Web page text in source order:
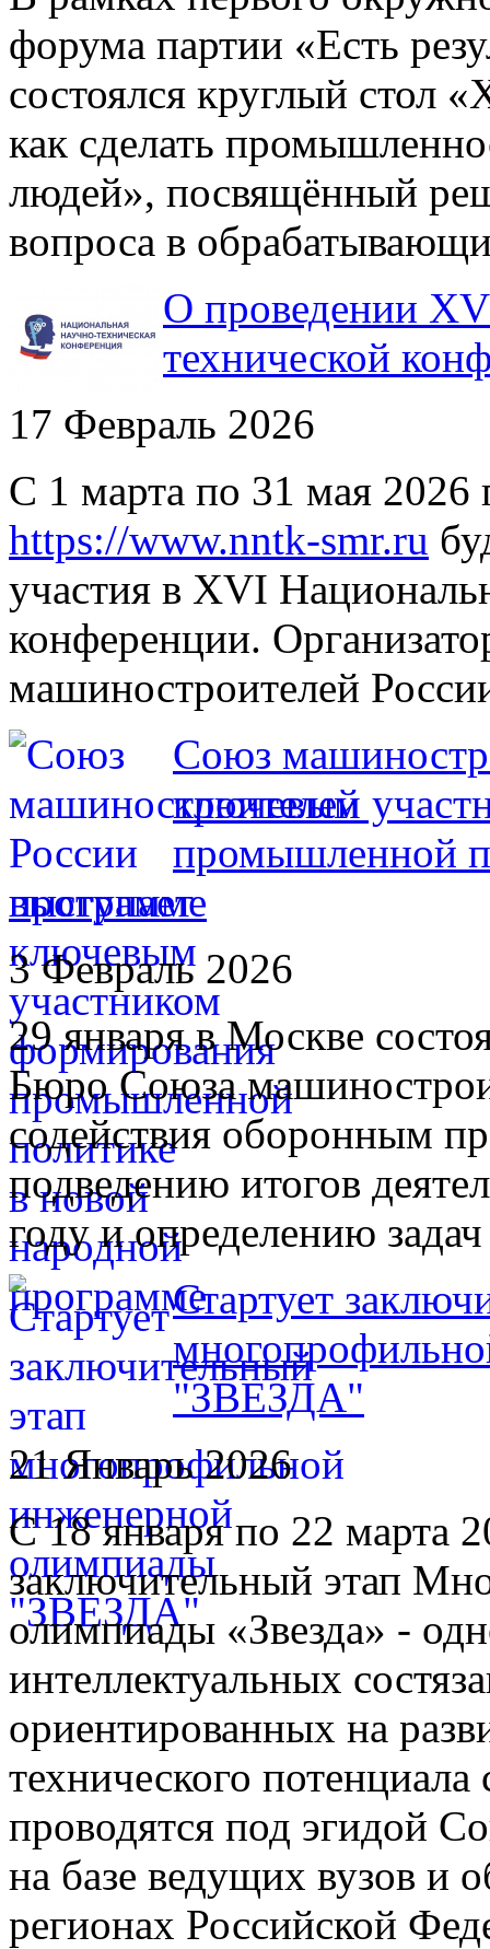
форума партии «Есть
состоялся круглый стол
как сделать
людей», посвящённый
вопроса в
О проведении
технической
17 Февраль 2026
С 1 марта по 31 мая 2026
https://www.nntk-smr.ru
участия в XVI
конференции.
машиностроителей
Союз
ключевым
промышленной
программе
3 Февраль 2026
​29 января в Москве
Бюро Союза
содействия оборонным
подведению итогов
году и определению
Стартует
"ЗВЕЗДА"
21 Январь 2026
С 18 января по 22 марта
заключительный этап
олимпиады «Звезда» -
интеллектуальных
ориентированных на
технического
проводятся под эгидой
на базе ведущих вузов и
регионах Российской